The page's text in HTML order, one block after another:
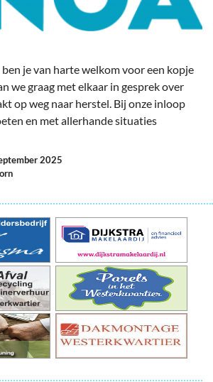
je van harte welkom voor een kopje
we graag met elkaar in gesprek over
op weg naar herstel. Bij onze inloop
en met allerhande situaties
2025